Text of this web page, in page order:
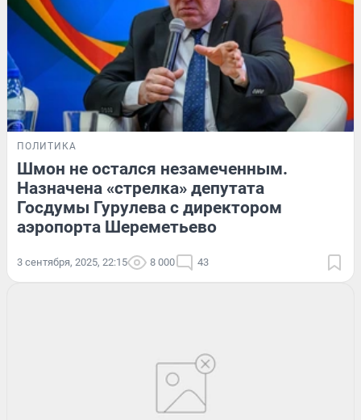
ПОЛИТИКА
Шмон не остался незамеченным.
Назначена «стрелка» депутата
Госдумы Гурулева с директором
аэропорта Шереметьево
3 сентября, 2025, 22:15 8 000 43